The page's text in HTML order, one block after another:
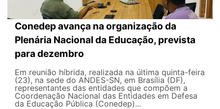
Conedep avança na organização da
Plenária Nacional da Educação, prevista
para dezembro
Em reunião híbrida, realizada na última quinta-feira
(23), na sede do ANDES-SN, em Brasília (DF),
representantes das entidades que compõem a
Coordenação Nacional das Entidades em Defesa
da Educação Pública (Conedep)...